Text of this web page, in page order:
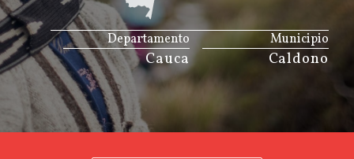
JS map by amCharts
Municipio
Caldono
Departamento
Cauca